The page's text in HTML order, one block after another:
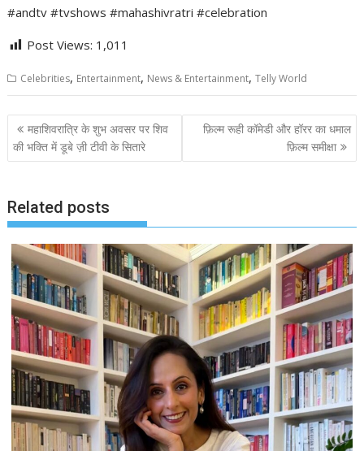
#andtv #tvshows #mahashivratri #celebration
Post Views: 1,011
Celebrities, Entertainment, News & Entertainment,Telly World
Post
navigation
महाशिवरात्रि के शुभ अवसर पर शिव
की भक्ति में डूबे ज़ी टीवी के सितारे
फ़िल्म रूही कॉमेडी और हॉरर का धमाल
फ़िल्म समीक्षा
Related posts